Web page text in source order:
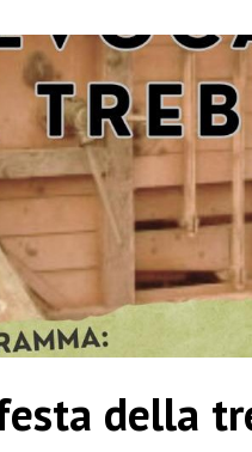
della